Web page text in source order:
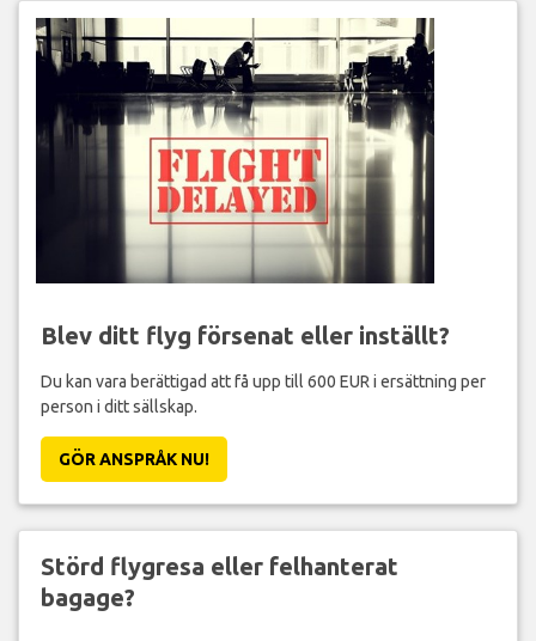
Blev ditt flyg försenat eller inställt?
Du kan vara berättigad att få upp till 600 EUR i ersättning per
person i ditt sällskap.
GÖR ANSPRÅK NU!
Störd flygresa eller felhanterat
bagage?